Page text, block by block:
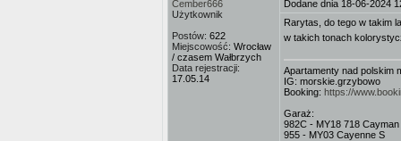
Cember666
Użytkownik
Postów: 622
Miejscowość: Wrocław
/ czasem Wałbrzych
Data rejestracji:
17.05.14
Dodane dnia 18-06-2024
Rarytas, do tego w takim
w takich tonach
Apartamenty nad polskim
IG: morskie.grzybowo
Booking: https://
Garaż:
982C - MY18 718 Cayman
955 - MY03 Cayenne S